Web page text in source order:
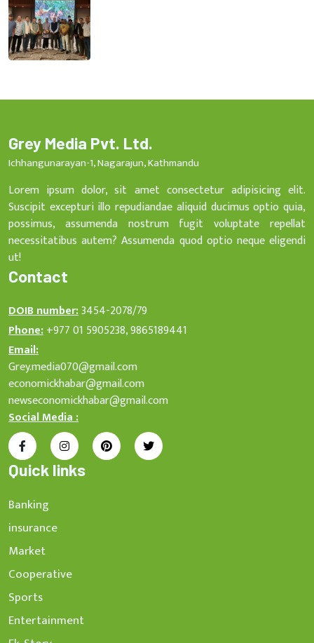
Grey Media Pvt. Ltd.
Ichhangunarayan-1, Nagarajun, Kathmandu
Lorem ipsum dolor, sit amet consectetur adipisicing elit.
Suscipit excepturi illo repudiandae aliquid ducimus optio quia,
possimus, assumenda nostrum fugit voluptate repellat
necessitatibus autem? Assumenda quod optio neque eligendi
ut!
Contact
DOIB number:3454-2078/79
Phone:+977 01 5905238, 9865189441
Email:
Grey.media070@gmail.com
economickhabar@gmail.com
newseconomickhabar@gmail.com
Social Media :
Quick links
Banking
insurance
Market
Cooperative
Sports
Entertainment